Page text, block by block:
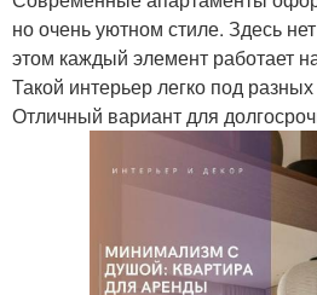
но очень уютном стиле. Здесь
этом каждый элемент работает
Такой интерьер легко под
Отличный вариант для